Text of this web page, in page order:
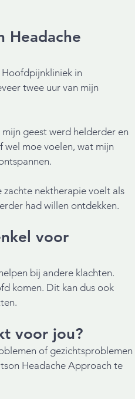
Headache
in
twee uur van mijn
geest werd helderder en
wel moe voelen, wat mijn
nektherapie voelt als
had willen ontdekken.
voor
bij andere klachten.
komen. Dit kan dus ook
voor jou?
of gezichtsproblemen
Headache Approach te